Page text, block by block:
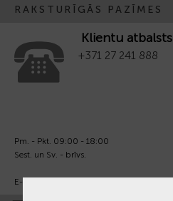
RAKSTURĪGĀS PAZĪMES
Klientu atbalsts
+371 27 241 888
Pm. - Pkt. 09:00 - 18:00
Sest. un Sv. - brīvs.
E-pasts: